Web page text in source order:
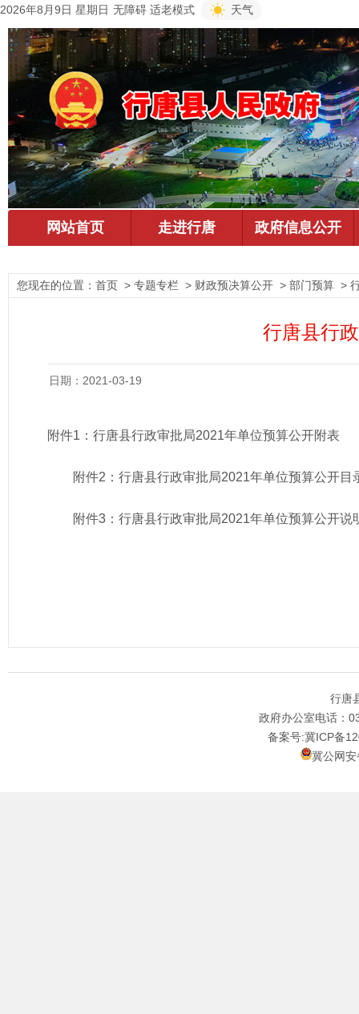
2026年8月9日 星期日 无障碍 适老模式 天气
您现在的位置： 首页 > 专题专栏 > 财政预决算公开 > 部门预算 >
行唐县行
日期：2021-03-19
附件1： 行唐县行政审批局2021年单位预算公开附表
附件2： 行唐县行政审批局2021年单位预算公开目
附件3： 行唐县行政审批局2021年单位预算公开说